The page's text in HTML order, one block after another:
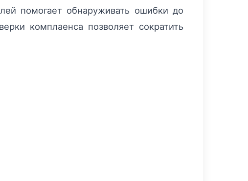
помогает обнаруживать ошибки до
комплаенса позволяет сократить